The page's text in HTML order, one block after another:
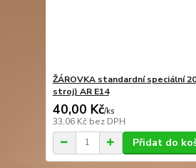
ŽÁROVKA standardní speciální
stroj) AR E14
40,00 Kč/ks
33,06 Kč bez DPH
Přidat do